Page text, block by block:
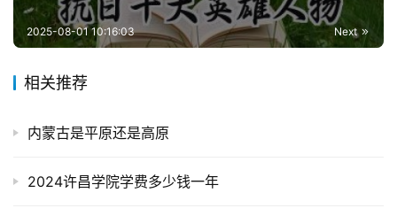
Next
2025-08-01 10:16:03
相关推荐
内蒙古是平原还是高原
2024许昌学院学费多少钱一年